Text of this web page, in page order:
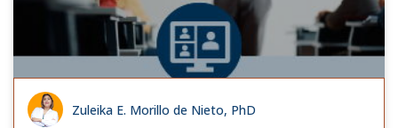
Zuleika E. Morillo de Nieto, PhD